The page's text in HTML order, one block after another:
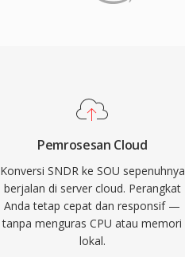
Pemrosesan Cloud
Konversi SNDR ke SOU sepenuhnya
berjalan di server cloud. Perangkat
Anda tetap cepat dan responsif —
tanpa menguras CPU atau memori
lokal.